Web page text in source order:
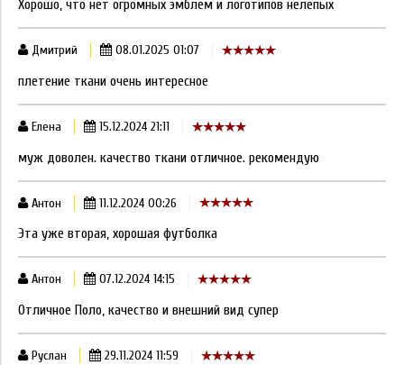
Хорошо, что нет огромных эмблем и логотипов нелепых
Дмитрий 08.01.2025 01:07
плетение ткани очень интересное
Елена 15.12.2024 21:11
муж доволен. качество ткани отличное. рекомендую
Антон 11.12.2024 00:26
Эта уже вторая, хорошая футболка
Антон 07.12.2024 14:15
Отличное Поло, качество и внешний вид супер
Руслан 29.11.2024 11:59